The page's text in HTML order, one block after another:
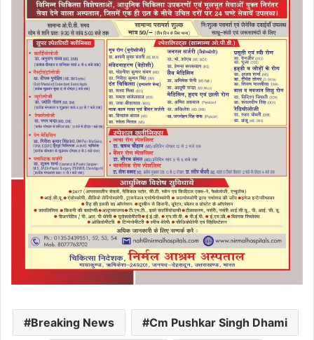
Breaking News Cm Pushkar Singh Dhami